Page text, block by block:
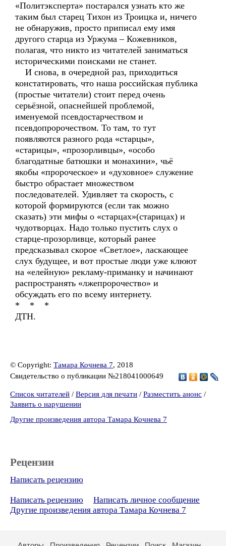
«Политэксперта» постарался узнать кто же
таким был старец Тихон из Троицка и, ничего
не обнаружив, просто приписал ему имя
другого старца из Уржума – Кожевников,
полагая, что никто из читателей заниматься
историческими поисками не станет.
И снова, в очередной раз, приходиться
констатировать, что наша российская публика
(простые читатели) стоит перед очень
серьёзной, опаснейшей проблемой,
именуемой псевдостарчеством и
псевдопророчеством. То там, то тут
появляются разного рода «старцы»,
«старицы», «прозорливцы», «особо
благодатные батюшки и монахини», чьё
якобы «пророческое» и «духовное» служение
быстро обрастает множеством
последователей. Удивляет та скорость, с
которой формируются (если так можно
сказать) эти мифы о «старцах»(старицах) и
чудотворцах. Надо только пустить слух о
старце-прозорливце, который ранее
предсказывал скорое «Светлое», ласкающее
слух будущее, и вот простые люди уже клюют
на «елейную» рекламу-приманку и начинают
распространять «лжепророчество» и
обсуждать его по всему интернету.
* * *
ДТН.
© Copyright: Тамара Кочнева 7, 2018
Свидетельство о публикации №218041000649
Список читателей / Версия для печати / Разместить анонс /
Заявить о нарушении
Другие произведения автора Тамара Кочнева 7
Рецензии
Написать рецензию
Написать рецензию
Написать личное сообщение
Другие произведения автора Тамара Кочнева 7